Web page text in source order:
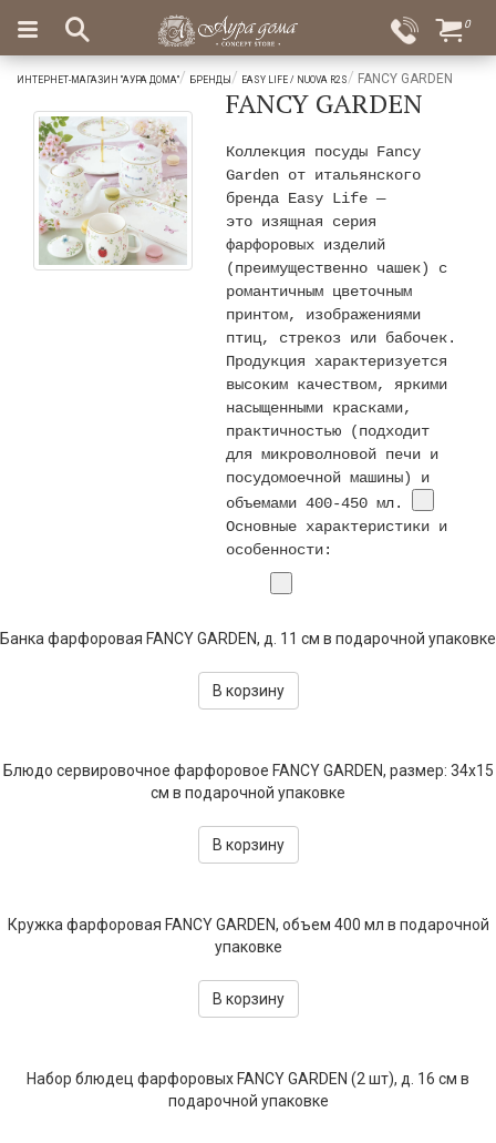
Вход
Избранное
×
Подарки
Ароматы
для
дома
Бар
Бренды
0
ИНТЕРНЕТ-МАГАЗИН "АУРА ДОМА" БРЕНДЫ EASY LIFE / NUOVA R2S FANCY GARDEN
FANCY GARDEN
Коллекция посуды Fancy
Garden от итальянского
бренда Easy Life —
это изящная серия
фарфоровых изделий
(преимущественно чашек) с
романтичным цветочным
принтом, изображениями
птиц, стрекоз или бабочек.
Продукция характеризуется
высоким качеством, яркими
насыщенными красками,
практичностью (подходит
для микроволновой печи и
посудомоечной машины) и
объемами 400-450 мл.
Основные характеристики и
особенности:
Банка фарфоровая FANCY GARDEN, д. 11 см в подарочной упаковке
В корзину
Блюдо сервировочное фарфоровое FANCY GARDEN, размер: 34x15
см в подарочной упаковке
В корзину
Кружка фарфоровая FANCY GARDEN, объем 400 мл в подарочной
упаковке
В корзину
Набор блюдец фарфоровых FANCY GARDEN (2 шт), д. 16 см в
подарочной упаковке